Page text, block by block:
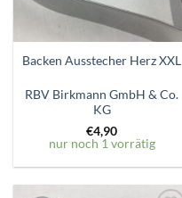
Backen Ausstecher Herz XXL
RBV Birkmann GmbH & Co.
KG
€4,90
nur noch 1 vorrätig